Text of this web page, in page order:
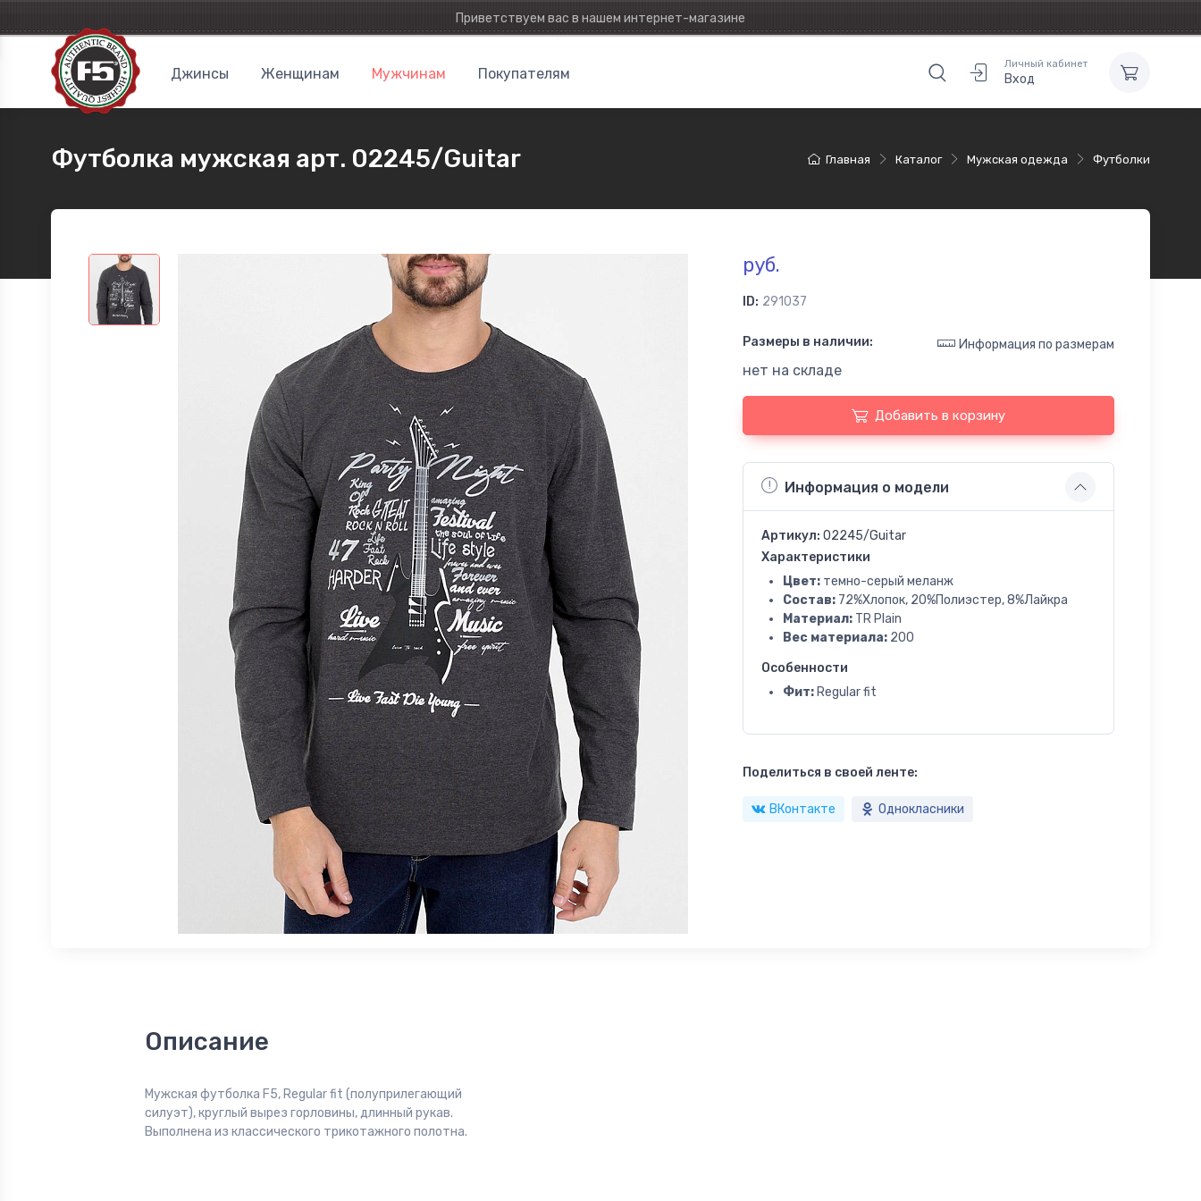
Приветствуем вас в нашем интернет-магазине
Личный кабинет
Вход
Джинсы Женщинам Мужчинам Покупателям
Главная Каталог Мужская одежда Футболки
Футболка мужская арт. 02245/Guitar
руб.
ID: 291037
Размеры в наличии: Информация по размерам
нет на складе
Добавить в корзину
Информация о модели
Артикул: 02245/Guitar
Характеристики
Цвет:темно-серый меланж
Состав:72%Хлопок, 20%Полиэстер, 8%Лайкра
Материал:TR Plain
Вес материала:200
Особенности
Фит:Regular fit
Поделиться в своей ленте:
ВКонтакте Однокласники
Описание
Мужская футболка F5, Regular fit (полуприлегающий
силуэт), круглый вырез горловины, длинный рукав.
Выполнена из классического трикотажного полотна.